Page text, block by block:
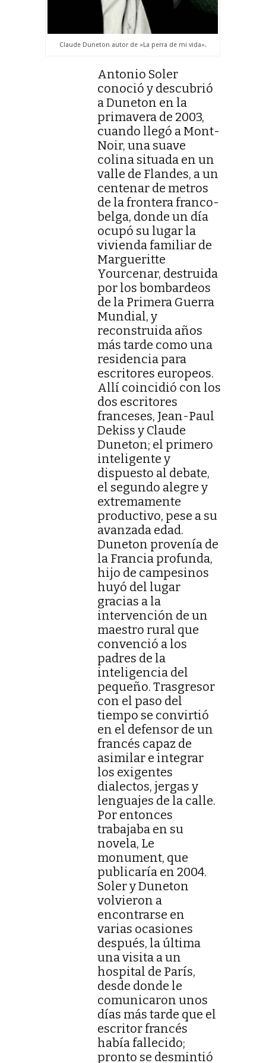
Claude Duneton autor de «La perra de mi vida».
Antonio Soler
conoció y descubrió
a Duneton en la
primavera de 2003,
cuando llegó a Mont-
Noir, una suave
colina situada en un
valle de Flandes, a un
centenar de metros
de la frontera franco-
belga, donde un día
ocupó su lugar la
vivienda familiar de
Margueritte
Yourcenar, destruida
por los bombardeos
de la Primera Guerra
Mundial, y
reconstruida años
más tarde como una
residencia para
escritores europeos.
Allí coincidió con los
dos escritores
franceses, Jean-Paul
Dekiss y Claude
Duneton; el primero
inteligente y
dispuesto al debate,
el segundo alegre y
extremamente
productivo, pese a su
avanzada edad.
Duneton provenía de
la Francia profunda,
hijo de campesinos
huyó del lugar
gracias a la
intervención de un
maestro rural que
convenció a los
padres de la
inteligencia del
pequeño. Trasgresor
con el paso del
tiempo se convirtió
en el defensor de un
francés capaz de
asimilar e integrar
los exigentes
dialectos, jergas y
lenguajes de la calle.
Por entonces
trabajaba en su
novela, Le
monument, que
publicaría en 2004.
Soler y Duneton
volvieron a
encontrarse en
varias ocasiones
después, la última
una visita a un
hospital de París,
desde donde le
comunicaron unos
días más tarde que el
escritor francés
había fallecido;
pronto se desmintió